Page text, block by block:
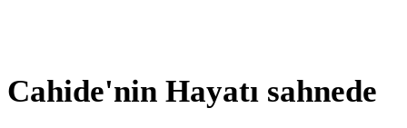
Cahide'nin Hayatı sahnede